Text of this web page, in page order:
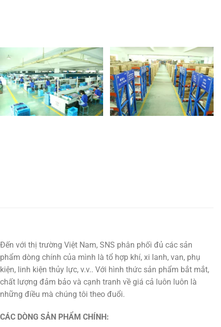
Đến với thị trường Việt Nam, SNS phân phối đủ các sản
phẩm dòng chính của mình là tổ hợp khí, xi lanh, van, phụ
kiện, linh kiện thủy lực, v.v.. Với hình thức sản phẩm bắt mắt,
chất lượng đảm bảo và cạnh tranh về giá cả luôn luôn là
những điều mà chúng tôi theo đuổi.
CÁC DÒNG SẢN PHẨM CHÍNH: